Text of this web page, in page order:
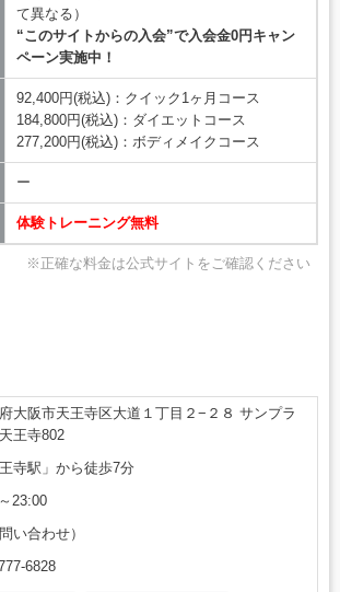
て異なる）
“このサイトからの入会”で入会金0円キャン
ペーン実施中！
92,400円(税込)：クイック1ヶ月コース
184,800円(税込)：ダイエットコース
277,200円(税込)：ボディメイクコース
ー
体験トレーニング無料
※正確な料金は公式サイトをご確認ください
大阪市天王寺区大道１丁目２−２８ サンプラ
王寺802
王寺駅」から徒歩7分
23:00
い合わせ）
6828